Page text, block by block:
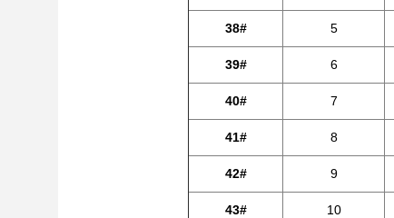
38# 5
39# 6
40# 7
41# 8
42# 9
43# 10